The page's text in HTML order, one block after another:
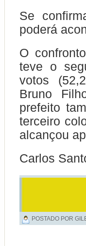
Se
poderá
O
teve o
votos
Bruno
prefeito
terceiro
alcançou
Carlos
POSTADO POR